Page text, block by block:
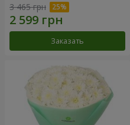
3 465 грн
Заказать